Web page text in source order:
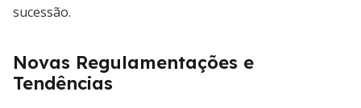
sucessão.
Novas Regulamentações e
Tendências